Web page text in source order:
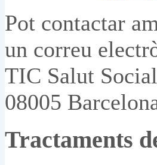
Pot contactar
un correu
TIC Salut
08005
Tractaments